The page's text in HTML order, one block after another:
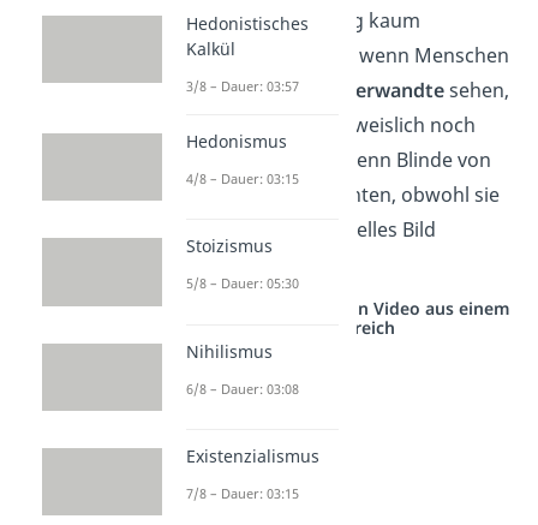
wissenschaftlich bislang kaum
einordnen lassen. Etwa wenn Menschen
plötzlichverstorbene Verwandtesehen,
von deren Tod sie nachweislich noch
nichts wussten. Oder wenn Blinde von
Licht
und Farben berichten, obwohl sie
ihr Leben lang kein visuelles Bild
Studyflix vernetzt: Hier ein Video aus einem
anderen Bereich
Hedonistisches
Kalkül
3/8 – Dauer: 03:57
Hedonismus
4/8 – Dauer: 03:15
Stoizismus
5/8 – Dauer: 05:30
Nihilismus
6/8 – Dauer: 03:08
Existenzialismus
7/8 – Dauer: 03:15